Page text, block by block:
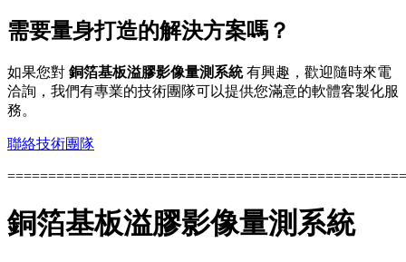
需要量身打造的解決方案嗎？
如果您對 銅箔基板溢膠影像量測系統有興趣，歡迎隨時來電
洽詢，我們有專業的技術團隊可以提供您滿意的軟體客製化服
務。
聯絡技術團隊
銅箔基板溢膠影像量測系統